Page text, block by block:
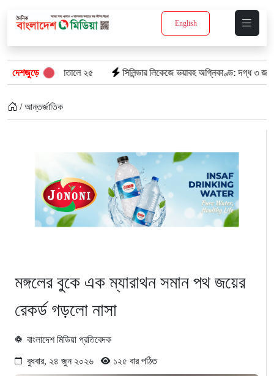
English
দেশজুড়ে২৫ সিলিন্ডার লিকেজে ভয়াবহ অগ্নিকাণ্ড: দগ্ধ ৩ জনের অবস্থা
/ আন্তর্জাতিক
মঙ্গলের বুকে এক ম্যারাথন সমান পথ জয়ের
রেকর্ড গড়লো নাসা
বাংলাদেশ মিডিয়া প্রতিবেদক
বুধবার, ২৪ জুন ২০২৬ ১২৫ বার পঠিত